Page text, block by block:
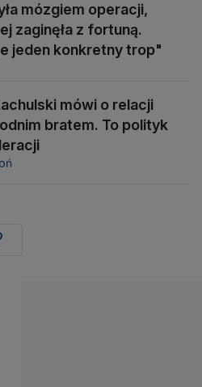
mózgiem operacji,
zaginęła z fortuną.
jeden konkretny trop"
mówi o relacji
bratem. To polityk